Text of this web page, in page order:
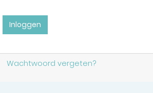
Inloggen
Wachtwoord vergeten?